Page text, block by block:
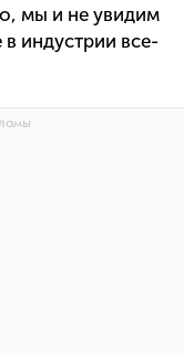
мы и не увидим
в индустрии все-